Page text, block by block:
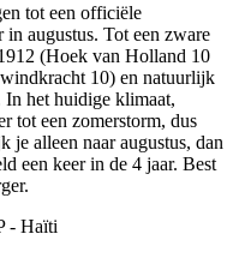
tot een officiële
augustus. Tot een zware
(Hoek van Holland 10
10) en natuurlijk
het huidige klimaat,
tot een zomerstorm, dus
je alleen naar augustus, dan
een keer in de 4 jaar. Best